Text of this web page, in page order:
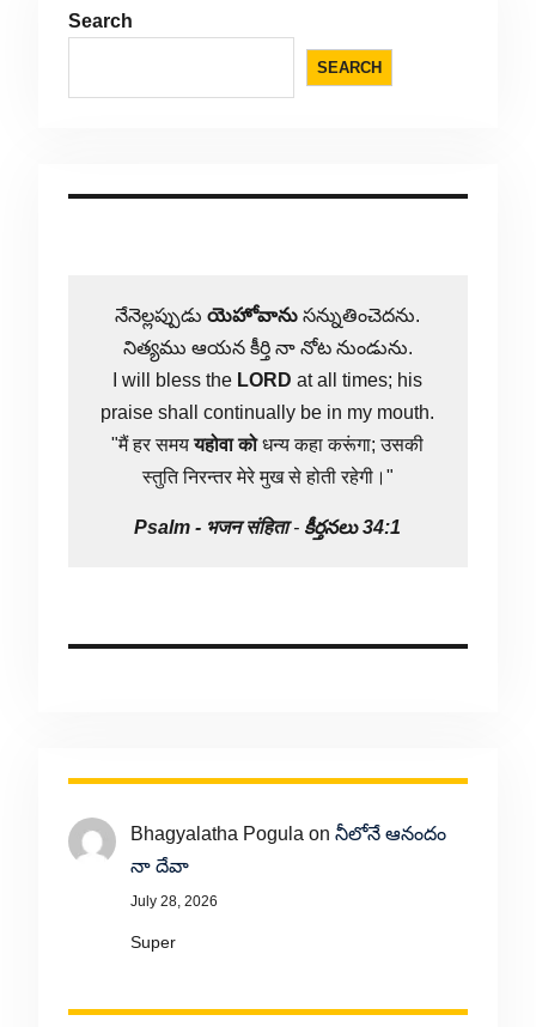
Search
SEARCH
నేనెల్లప్పుడుయెహోవాను సన్నుతించెదను.
నిత్యము ఆయన కీర్తి నా నోట నుండును.
I will bless the LORD at all times; his
praise shall continually be in my mouth.
"मैं हर समययहोवा कोधन्य कहा करूंगा; उसकी
स्तुति निरन्तर मेरे मुख से होती रहेगी।"
Psalm - भजन संहिता- కీర్తనలు 34:1
Bhagyalatha Pogula on నీలోనే ఆనందం
నా దేవా
July 28, 2026
Super